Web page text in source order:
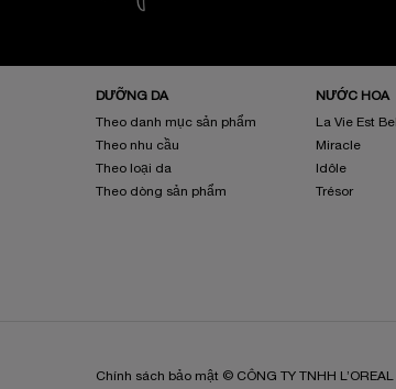
DƯỠNG DA
Theo danh mục sản phẩm
Theo nhu cầu
Theo loại da
Theo dòng sản phẩm
NƯỚC HOA
La Vie Est
Miracle
Idôle
Trésor
Chính sách bảo mật © CÔNG TY TNHH L’OREAL